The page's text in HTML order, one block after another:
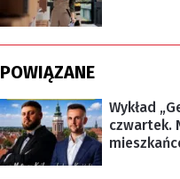
POWIĄZANE
Wykład
czwartek.